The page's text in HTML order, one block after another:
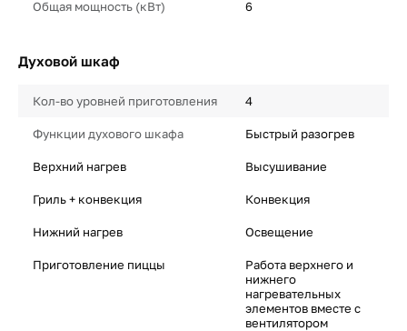
Общая мощность (кВт) 6
Духовой шкаф
Кол-во уровней приготовления 4
Функции духового шкафа Быстрый разогрев
Верхний нагрев Высушивание
Гриль + конвекция Конвекция
Нижний нагрев Освещение
Приготовление пиццы
Работа верхнего и
нижнего
нагревательных
элементов вместе с
вентилятором